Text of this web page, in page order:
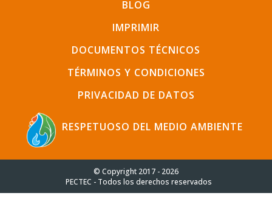
BLOG
IMPRIMIR
DOCUMENTOS TÉCNICOS
TÉRMINOS Y CONDICIONES
PRIVACIDAD DE DATOS
RESPETUOSO DEL MEDIO AMBIENTE
© Copyright 2017 - 2026
PECTEC - Todos los derechos reservados